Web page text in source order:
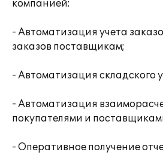
компанией:
- Автоматизация учета
заказов поставщикам;
- Автоматизация складского
- Автоматизация
покупателями и
- Оперативное получение